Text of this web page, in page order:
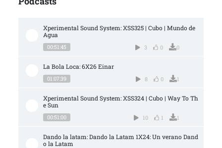
Xperimental Sound System: XSS325 | Cubo | Mundo de
Agua
00:51:45 3 0 0
La Bola Loca: 6X26 Einar
01:07:39 8 0 1
Xperimental Sound System: XSS324 | Cubo | Way To Th
e Sun
00:51:00 10 1 1
Dando la latam: Dando la Latam 1X24: Un verano Dand
o la Latam